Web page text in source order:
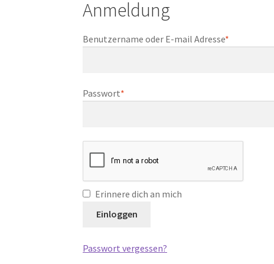
Anmeldung
Benutzername oder E-mail Adresse*
Passwort*
Erinnere dich an mich
Einloggen
Passwort vergessen?